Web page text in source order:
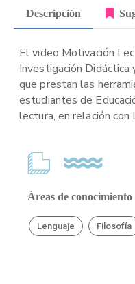
Descripción
El video Motivación
Investigación Didáctica
que prestan las
estudiantes de
lectura, en relación con
Áreas de conocimiento
Lenguaje Filosofía